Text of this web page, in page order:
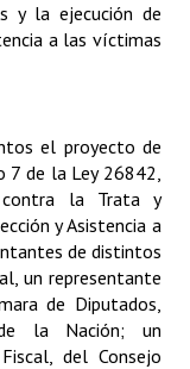
y la ejecución de
a las víctimas
el proyecto de
7 de la Ley 26842,
la Trata y
y Asistencia a
de distintos
un representante
de Diputados,
la Nación; un
del Consejo